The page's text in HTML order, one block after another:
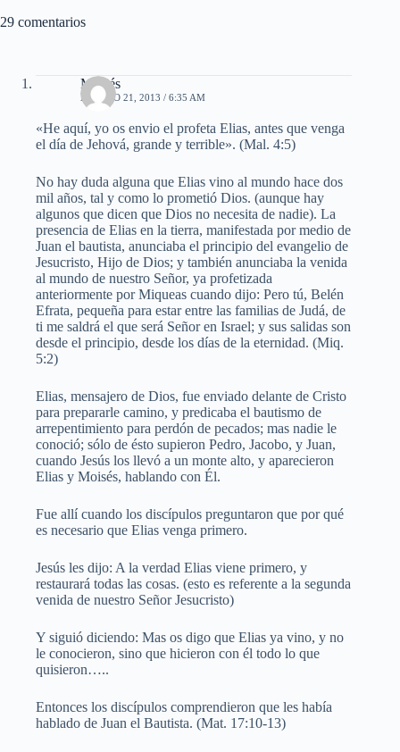
29 comentarios
Moisés
AGOSTO 21, 2013 / 6:35 AM
«He aquí, yo os envio el profeta Elias, antes que venga
el día de Jehová, grande y terrible». (Mal. 4:5)
No hay duda alguna que Elias vino al mundo hace dos
mil años, tal y como lo prometió Dios. (aunque hay
algunos que dicen que Dios no necesita de nadie). La
presencia de Elias en la tierra, manifestada por medio de
Juan el bautista, anunciaba el principio del evangelio de
Jesucristo, Hijo de Dios; y también anunciaba la venida
al mundo de nuestro Señor, ya profetizada
anteriormente por Miqueas cuando dijo: Pero tú, Belén
Efrata, pequeña para estar entre las familias de Judá, de
ti me saldrá el que será Señor en Israel; y sus salidas son
desde el principio, desde los días de la eternidad. (Miq.
5:2)
Elias, mensajero de Dios, fue enviado delante de Cristo
para prepararle camino, y predicaba el bautismo de
arrepentimiento para perdón de pecados; mas nadie le
conoció; sólo de ésto supieron Pedro, Jacobo, y Juan,
cuando Jesús los llevó a un monte alto, y aparecieron
Elias y Moisés, hablando con Él.
Fue allí cuando los discípulos preguntaron que por qué
es necesario que Elias venga primero.
Jesús les dijo: A la verdad Elias viene primero, y
restaurará todas las cosas. (esto es referente a la segunda
venida de nuestro Señor Jesucristo)
Y siguió diciendo: Mas os digo que Elias ya vino, y no
le conocieron, sino que hicieron con él todo lo que
quisieron…..
Entonces los discípulos comprendieron que les había
hablado de Juan el Bautista. (Mat. 17:10-13)